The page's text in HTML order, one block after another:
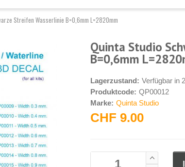
Streifen Wasserlinie B=0,6mm L=2820mm
Quinta Studio
B=0,6mm
Lagerzustand: Verfügbar in
Produktcode: QP00012
Marke: Quinta Studio
CHF 9.00